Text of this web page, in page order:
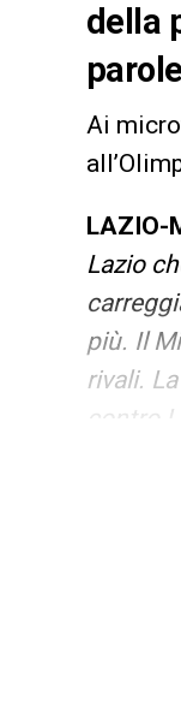
della
parole
Ai
LAZIO-
Lazio
più. Il
rivali.
contro